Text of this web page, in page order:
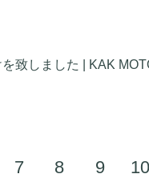
致しました | KAK
7 8 9 10